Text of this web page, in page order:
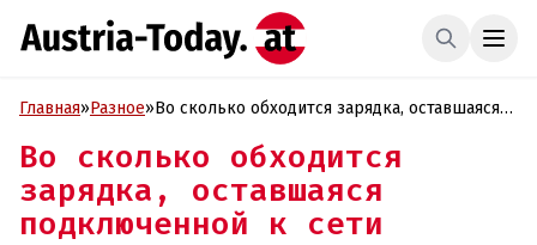
Главная»Разное»Во сколько обходится зарядка, оставшаяся
Во сколько обходится
зарядка, оставшаяся
подключенной к сети